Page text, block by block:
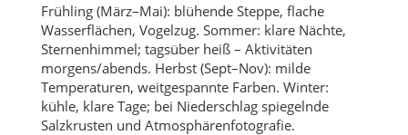
Frühling (März–Mai): blühende Steppe, flache
Wasserflächen, Vogelzug. Sommer: klare Nächte,
Sternenhimmel; tagsüber heiß – Aktivitäten
morgens/abends. Herbst (Sept–Nov): milde
Temperaturen, weitgespannte Farben. Winter:
kühle, klare Tage; bei Niederschlag spiegelnde
Salzkrusten und Atmosphärenfotografie.